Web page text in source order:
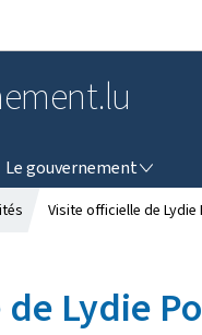
Le gouvernement
Visite officielle de
Lydie